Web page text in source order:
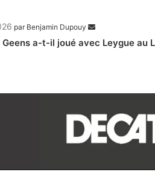
par Benjamin Dupouy
Geens a-t-il joué avec Leygue au